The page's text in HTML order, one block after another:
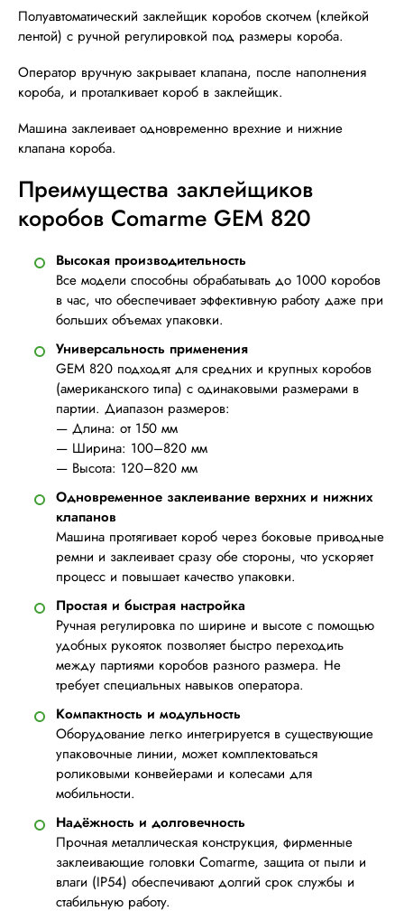
Полуавтоматический заклейщик коробов скотчем (клейкой
лентой) с ручной регулировкой под размеры короба.
Оператор вручную закрывает клапана, после наполнения
короба, и проталкивает короб в заклейщик.
Машина заклеивает одновременно врехние и нижние
клапана короба.
Преимущества заклейщиков
коробов Comarme GEM 820
Высокая производительность
Все модели способны обрабатывать до 1000 коробов
в час, что обеспечивает эффективную работу даже при
больших объемах упаковки.
Универсальность применения
GEM 820 подходят для средних и крупных коробов
(американского типа) с одинаковыми размерами в
партии. Диапазон размеров:
— Длина: от 150 мм
— Ширина: 100–820 мм
— Высота: 120–820 мм
Одновременное заклеивание верхних и нижних
клапанов
Машина протягивает короб через боковые приводные
ремни и заклеивает сразу обе стороны, что ускоряет
процесс и повышает качество упаковки.
Простая и быстрая настройка
Ручная регулировка по ширине и высоте с помощью
удобных рукояток позволяет быстро переходить
между партиями коробов разного размера. Не
требует специальных навыков оператора.
Компактность и модульность
Оборудование легко интегрируется в существующие
упаковочные линии, может комплектоваться
роликовыми конвейерами и колесами для
мобильности.
Надёжность и долговечность
Прочная металлическая конструкция, фирменные
заклеивающие головки Comarme, защита от пыли и
влаги (IP54) обеспечивают долгий срок службы и
стабильную работу.